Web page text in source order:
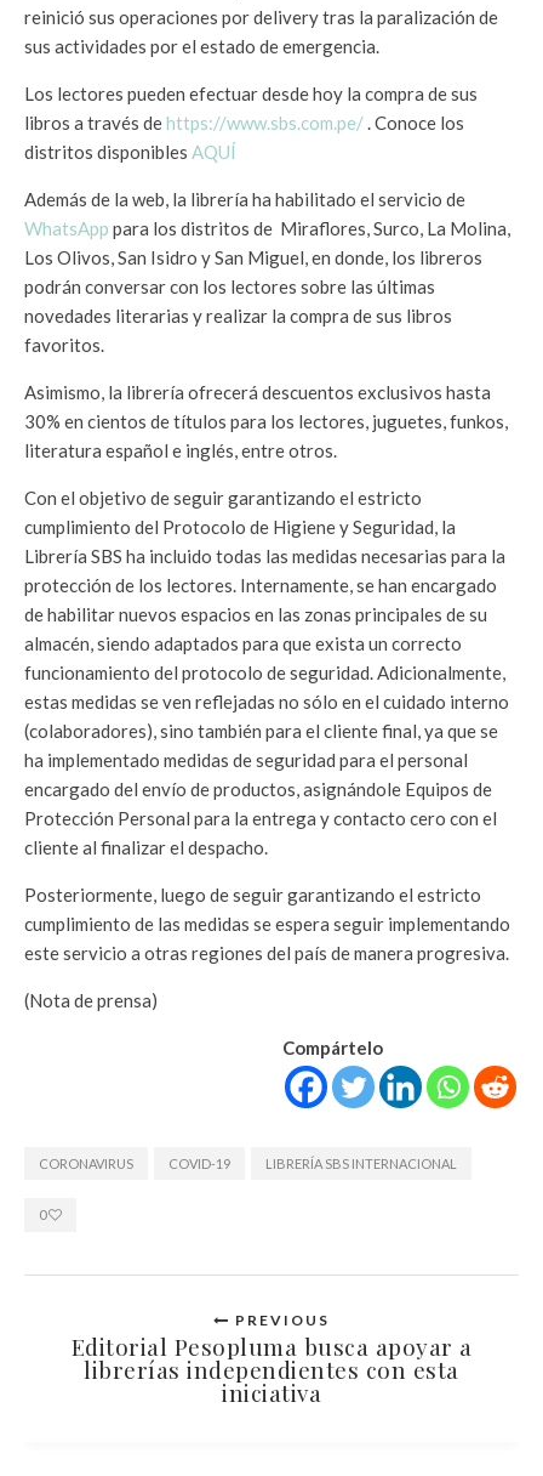
reinició sus operaciones por delivery tras la paralización de
sus actividades por el estado de emergencia.
Los lectores pueden efectuar desde hoy la compra de sus
libros a través dehttps://www.sbs.com.pe/. Conoce los
distritos disponibles AQUÍ
Además de la web, la librería ha habilitado el servicio de
WhatsApp para los distritos de Miraflores, Surco, La Molina,
Los Olivos, San Isidro y San Miguel, en donde, los libreros
podrán conversar con los lectores sobre las últimas
novedades literarias y realizar la compra de sus libros
favoritos.
Asimismo, la librería ofrecerá descuentos exclusivos hasta
30% en cientos de títulos para los lectores, juguetes, funkos,
literatura español e inglés, entre otros.
Con el objetivo de seguir garantizando el estricto
cumplimiento del Protocolo de Higiene y Seguridad, la
Librería SBS ha incluido todas las medidas necesarias para la
protección de los lectores. Internamente, se han encargado
de habilitar nuevos espacios en las zonas principales de su
almacén, siendo adaptados para que exista un correcto
funcionamiento del protocolo de seguridad. Adicionalmente,
estas medidas se ven reflejadas no sólo en el cuidado interno
(colaboradores), sino también para el cliente final, ya que se
ha implementado medidas de seguridad para el personal
encargado del envío de productos, asignándole Equipos de
Protección Personal para la entrega y contacto cero con el
cliente al finalizar el despacho.
Posteriormente, luego de seguir garantizando el estricto
cumplimiento de las medidas se espera seguir implementando
este servicio a otras regiones del país de manera progresiva.
(Nota de prensa)
Compártelo
CORONAVIRUS COVID-19 LIBRERÍA SBS INTERNACIONAL
0
PREVIOUS
Editorial Pesopluma busca apoyar a
librerías independientes con esta
iniciativa